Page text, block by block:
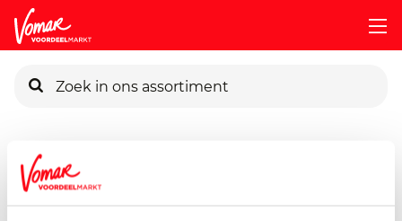
Pincode vergeten
Assortiment